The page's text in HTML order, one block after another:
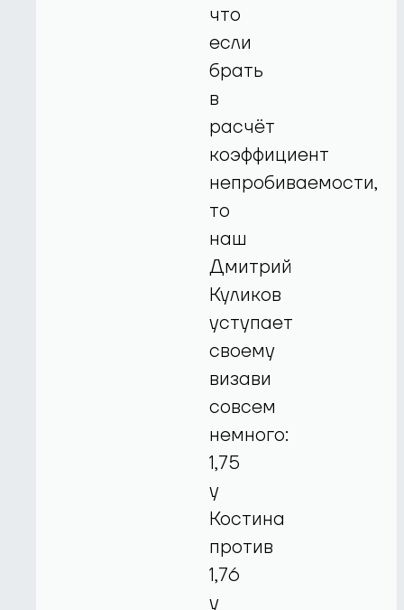
что
если
брать
в
расчёт
коэффициент
непробиваемости,
то
наш
Дмитрий
Куликов
уступает
своему
визави
совсем
немного:
1,75
у
Костина
против
1,76
у